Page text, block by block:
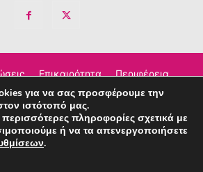
Επικαιρότητα Περιφέρεια
– Πολιτισμός Διαφημιστείτε
Επικοινωνία
για να σας προσφέρουμε την
ιστότοπό μας.
πληροφορίες σχετικά με
ή να τα απενεργοποιήσετε
.